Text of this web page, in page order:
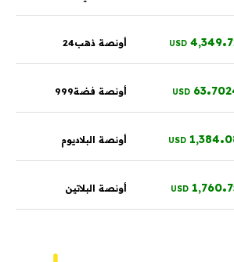
4,349.
USD أونصة ذهب24
63.
USD أونصة فضة999
1,384.
USD أونصة البلاديوم
1,760.
USD أونصة البلاتين